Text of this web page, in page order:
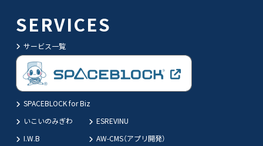
SERVICES
サービス一覧
SPACEBLOCK for Biz
いこいのみぎわ
ESREVINU
I.W.B
AW-CMS（アプリ開発）